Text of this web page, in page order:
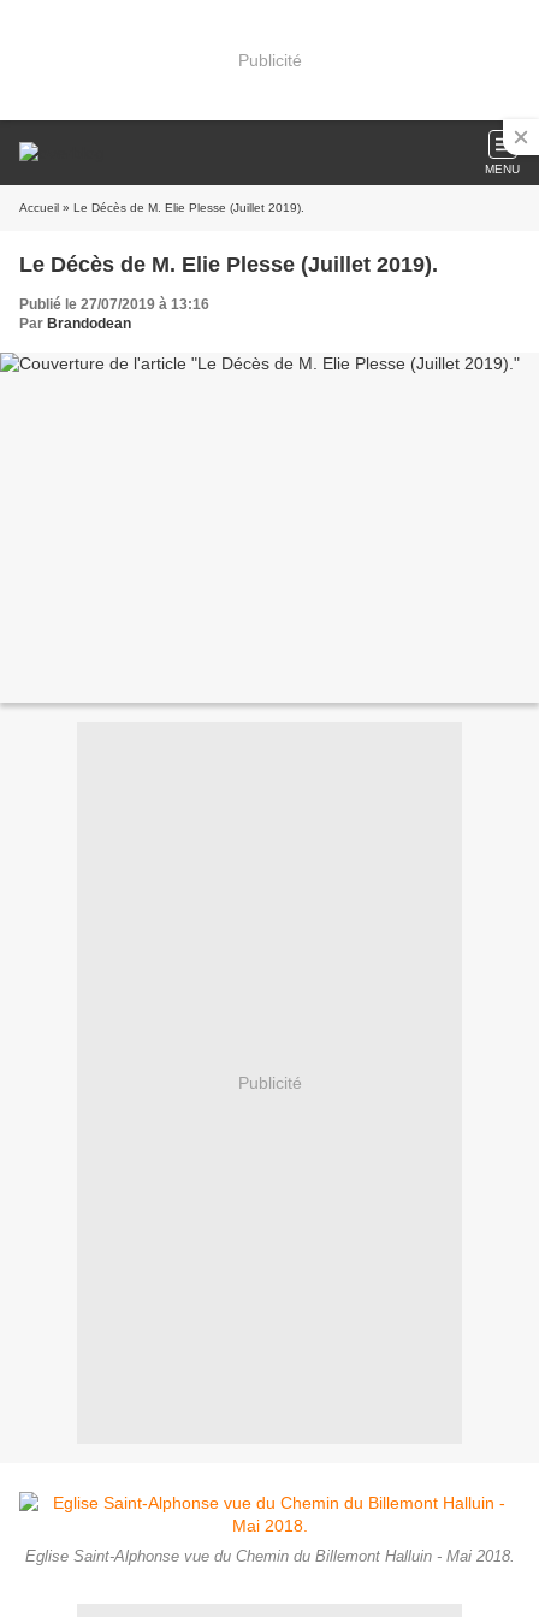
Publicité
MENU
Accueil » Le Décès de M. Elie Plesse (Juillet 2019).
Le Décès de M. Elie Plesse (Juillet 2019).
Publié le 27/07/2019 à 13:16
Par Brandodean
Publicité
Eglise Saint-Alphonse vue du Chemin du Billemont Halluin - Mai 2018.